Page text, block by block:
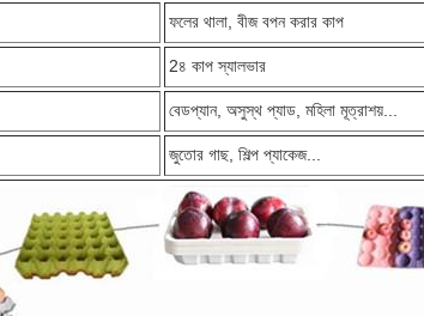
ফলের থালা, বীজ বপন করার কাপ
2৪ কাপ স্যালভার
বেডপ্যান, অসুস্থ প্যাড, মহিলা মূত্রাশয়...
জুতোর গাছ, শিল্প প্যাকেজ...